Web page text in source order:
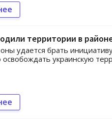
территории в
удается брать
освобождать украинскую